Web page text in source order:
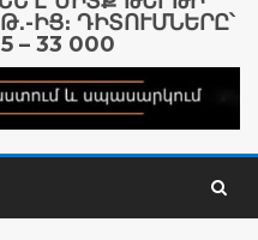
ԻՑ։ ԴԻՏՈՒՄՆԵՐԸ՝
– 33 000